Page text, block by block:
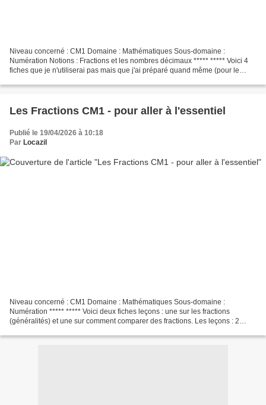
Niveau concerné : CM1 Domaine : Mathématiques Sous-domaine :
Numération Notions : Fractions et les nombres décimaux ***** ***** Voici 4
fiches que je n'utiliserai pas mais que j'ai préparé quand même (pour le
Les Fractions CM1 - pour aller à l'essentiel
Publié le 19/04/2026 à 10:18
Par Locazil
Niveau concerné : CM1 Domaine : Mathématiques Sous-domaine :
Numération ***** ***** Voici deux fiches leçons : une sur les fractions
(généralités) et une sur comment comparer des fractions. Les leçons : 2